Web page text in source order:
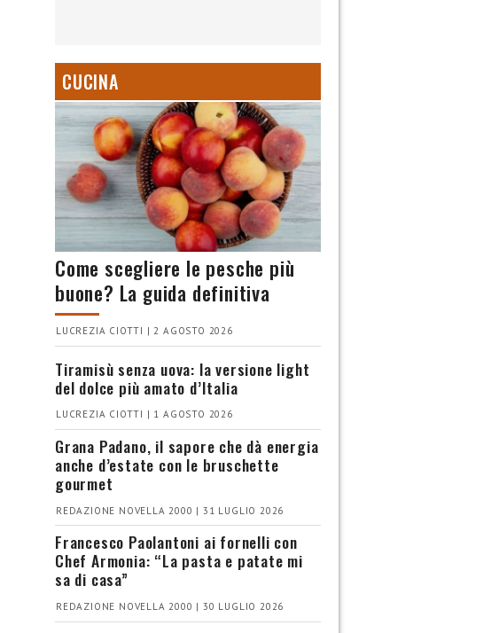
CUCINA
Come scegliere le pesche più
buone? La guida definitiva
LUCREZIA CIOTTI | 2 AGOSTO 2026
Tiramisù senza uova: la versione light
del dolce più amato d’Italia
LUCREZIA CIOTTI | 1 AGOSTO 2026
Grana Padano, il sapore che dà energia
anche d’estate con le bruschette
gourmet
REDAZIONE NOVELLA 2000 | 31 LUGLIO 2026
Francesco Paolantoni ai fornelli con
Chef Armonia: “La pasta e patate mi
sa di casa”
REDAZIONE NOVELLA 2000 | 30 LUGLIO 2026